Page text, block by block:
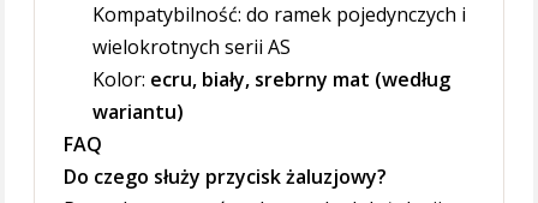
Kompatybilność: do ramek pojedynczych i
wielokrotnych serii AS
Kolor: ecru, biały, srebrny mat (według
wariantu)
FAQ
Do czego służy przycisk żaluzjowy?